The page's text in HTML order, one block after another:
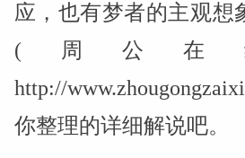
应，也有梦者的主观想
(周公在
http://
你整理的详细解说吧。